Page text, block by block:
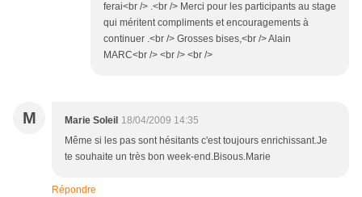
ferai<br /> .<br /> Merci pour les participants au stage
qui méritent compliments et encouragements à
continuer .<br /> Grosses bises,<br /> Alain
MARC<br /> <br /> <br />
M Marie Soleil 18/04/2009 14:35
Même si les pas sont hésitants c'est toujours enrichissant.Je
te souhaite un très bon week-end.Bisous.Marie
Répondre